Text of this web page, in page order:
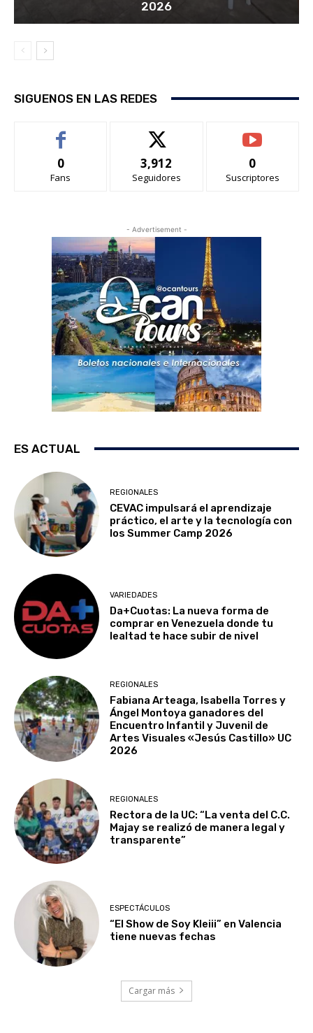
2026
SIGUENOS EN LAS REDES
0
Fans
3,912
Seguidores
0
Suscriptores
- Advertisement -
ES ACTUAL
REGIONALES
CEVAC impulsará el aprendizaje
práctico, el arte y la tecnología con
los Summer Camp 2026
VARIEDADES
Da+Cuotas: La nueva forma de
comprar en Venezuela donde tu
lealtad te hace subir de nivel
REGIONALES
Fabiana Arteaga, Isabella Torres y
Ángel Montoya ganadores del
Encuentro Infantil y Juvenil de
Artes Visuales «Jesús Castillo» UC
2026
REGIONALES
Rectora de la UC: “La venta del C.C.
Majay se realizó de manera legal y
transparente”
ESPECTÁCULOS
“El Show de Soy Kleiii” en Valencia
tiene nuevas fechas
Cargar más